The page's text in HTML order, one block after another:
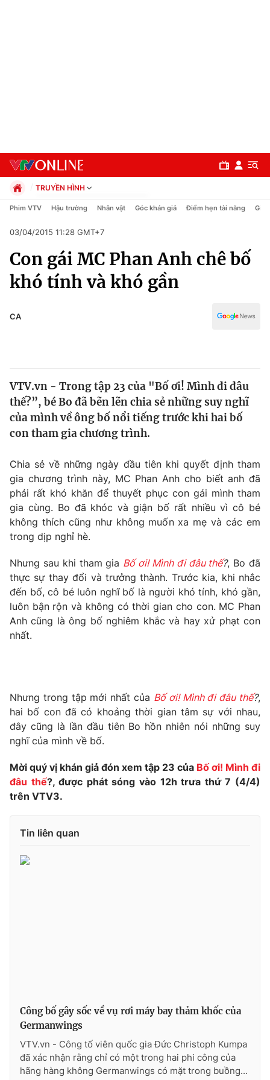
Chuyên mục
Chính trị
Thế giới
Tin tức
Thế giới đó đây
Câu chuyện quốc tế
Tài chính
Thị trường
Góc doanh nghiệp
Dữ liệu và đời sống
Truyền hình
Phim VTV
Hậu trường
Nhân vật
Khán giả
Giải sao mai
Điện ảnh
Âm nhạc
Sao
Đời sống
Du lịch
Làm đẹp
Giáo dục
Sản phẩm
Thị trường
Giao lưu trực tuyến
Lịch phát sóng
Chuyên mục khác
Emagazine
Photo
Video
VTV4 Vươn mình bằng AI
VTV9 VTV8
Liên hệ tòa soạn English
TRUYỀN HÌNH
Chính trị
Pháp luật
Kinh tế
Thể thao
Truyền hình
Phim VTV Hậu trường Nhân vật Góc khán giả Điểm hẹn tài năng Giải
03/04/2015 11:28 GMT+7
Con gái MC Phan Anh chê bố
khó tính và khó gần
CA
VTV.vn - Trong tập 23 của "Bố ơi! Mình đi đâu
thế?”, bé Bo đã bẽn lẽn chia sẻ những suy nghĩ
của mình về ông bố nổi tiếng trước khi hai bố
con tham gia chương trình.
Chia sẻ về những ngày đầu tiên khi quyết định tham
gia chương trình này, MC Phan Anh cho biết anh đã
phải rất khó khăn để thuyết phục con gái mình tham
gia cùng. Bo đã khóc và giận bố rất nhiều vì cô bé
không thích cũng như không muốn xa mẹ và các em
trong dịp nghỉ hè.
Nhưng sau khi tham gia Bố ơi! Mình đi đâu thế?, Bo đã
thực sự thay đổi và trưởng thành. Trước kia, khi nhắc
đến bố, cô bé luôn nghĩ bố là người khó tính, khó gần,
luôn bận rộn và không có thời gian cho con. MC Phan
Anh cũng là ông bố nghiêm khắc và hay xử phạt con
nhất.
Nhưng trong tập mới nhất của Bố ơi! Mình đi đâu thế?,
hai bố con đã có khoảng thời gian tâm sự với nhau,
đây cũng là lần đầu tiên Bo hồn nhiên nói những suy
nghĩ của mình về bố.
Mời quý vị khán giả đón xem tập 23 của Bố ơi! Mình đi
đâu thế?, được phát sóng vào 12h trưa thứ 7 (4/4)
trên VTV3.
Tin liên quan
Công bố gây sốc về vụ rơi máy bay thảm khốc của
Germanwings
VTV.vn - Công tố viên quốc gia Đức Christoph Kumpa
đã xác nhận rằng chỉ có một trong hai phi công của
hãng hàng không Germanwings có mặt trong buồng...